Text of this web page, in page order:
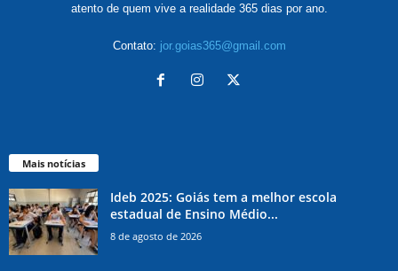
atento de quem vive a realidade 365 dias por ano.
Contato: jor.goias365@gmail.com
Mais notícias
Ideb 2025: Goiás tem a melhor escola
estadual de Ensino Médio...
8 de agosto de 2026